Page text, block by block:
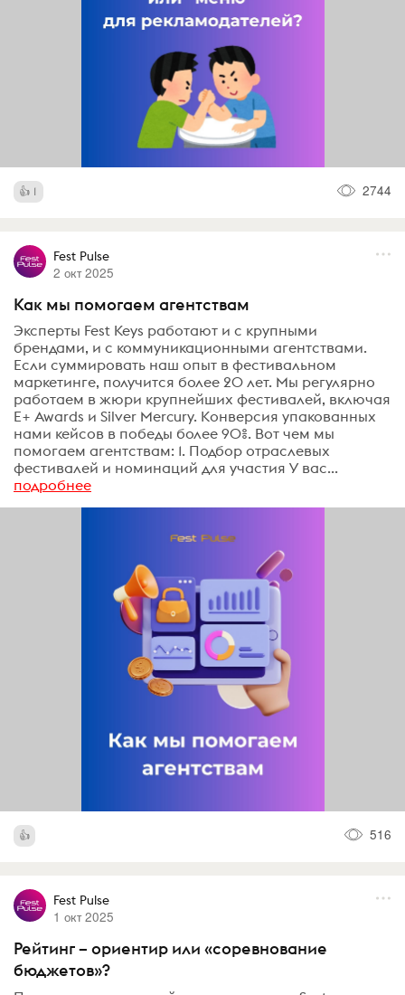
1 2744
Fest Pulse
2 окт 2025
Как мы помогаем агентствам
Эксперты Fest Keys работают и с крупными
брендами, и с коммуникационными агентствами.
Если суммировать наш опыт в фестивальном
маркетинге, получится более 20 лет. Мы регулярно
работаем в жюри крупнейших фестивалей, включая
E+ Awards и Silver Mercury. Конверсия упакованных
нами кейсов в победы более 90%. Вот чем мы
помогаем агентствам: 1. Подбор отраслевых
фестивалей и номинаций для участия У вас...
подробнее
516
Fest Pulse
1 окт 2025
Рейтинг – ориентир или «соревнование
бюджетов»?